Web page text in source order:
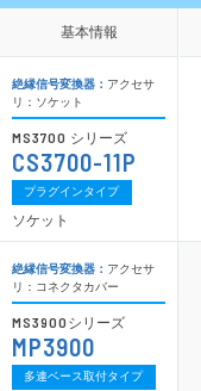
基本情報
絶縁信号変換器： アクセサ
リ：ソケット
MS3700 シリーズ
CS3700-11P
プラグインタイプ
ソケット
絶縁信号変換器： アクセサ
リ：コネクタカバー
MS3900 シリーズ
MP3900
多連ベース取付タイプ
基本情報